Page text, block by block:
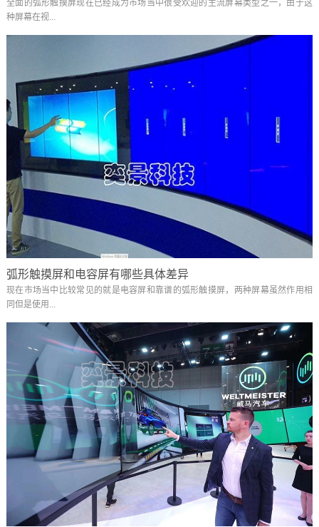
全面的弧形触摸屏现在已经成为市场当中很受欢迎的主流屏幕类型之一，由于这
种屏幕在视...
弧形触摸屏和电容屏有哪些具体差异
现在市场当中比较常见的就是电容屏和靠谱的弧形触摸屏，两种屏幕虽然作用相
同但是使用...